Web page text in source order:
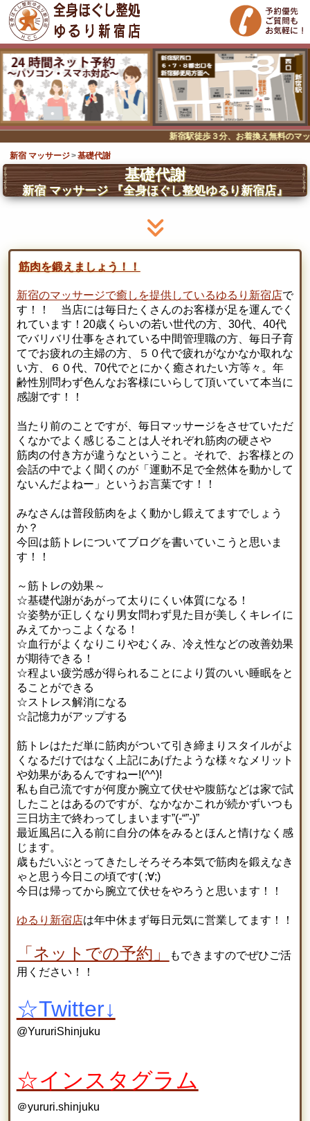
新宿駅徒歩３分、お着換え無料のマ
新宿 マッサージ
基礎代謝
基礎代謝
新宿 マッサージ『全身ほぐし整処ゆるり新宿店』
筋肉を鍛えましょう！！
新宿のマッサージで癒しを提供しているゆるり新宿店で
す！！ 当店には毎日たくさんのお客様が足を運んでく
れています！20歳くらいの若い世代の方、30代、40代
でバリバリ仕事をされている中間管理職の方、毎日子育
てでお疲れの主婦の方、５０代で疲れがなかなか取れな
い方、６０代、70代でとにかく癒されたい方等々。年
齢性別問わず色んなお客様にいらして頂いていて本当に
感謝です！！
当たり前のことですが、毎日マッサージをさせていただ
くなかでよく感じることは人それぞれ筋肉の硬さや
筋肉の付き方が違うなということ。それで、お客様との
会話の中でよく聞くのが「運動不足で全然体を動かして
ないんだよねー」というお言葉です！！
みなさんは普段筋肉をよく動かし鍛えてますでしょう
か？
今回は筋トレについてブログを書いていこうと思いま
す！！
～筋トレの効果～
☆基礎代謝があがって太りにくい体質になる！
☆姿勢が正しくなり男女問わず見た目が美しくキレイに
みえてかっこよくなる！
☆血行がよくなりこりやむくみ、冷え性などの改善効果
が期待できる！
☆程よい疲労感が得られることにより質のいい睡眠をと
ることができる
☆ストレス解消になる
☆記憶力がアップする
筋トレはただ単に筋肉がついて引き締まりスタイルがよ
くなるだけではなく上記にあげたような様々なメリット
や効果があるんですねー!(^^)!
私も自己流ですが何度か腕立て伏せや腹筋などは家で試
したことはあるのですが、なかなかこれが続かずいつも
三日坊主で終わってしまいます”(-“”-)”
最近風呂に入る前に自分の体をみるとほんと情けなく感
じます。
歳もだいぶとってきたしそろそろ本気で筋肉を鍛えなき
ゃと思う今日この頃です( ;∀;)
今日は帰ってから腕立て伏せをやろうと思います！！
ゆるり新宿店は年中休まず毎日元気に営業してます！！
「ネットでの予約」
もできますのでぜひご活
用ください！！
☆Twitter↓
@YururiShinjuku
☆インスタグラム
＠yururi.shinjuku